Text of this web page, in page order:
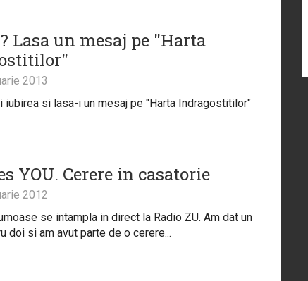
Lasa un mesaj pe "Harta
2013
iubirea si lasa-i un mesaj pe "Harta Indragostitilor"
YOU. Cerere in casatorie
2012
se intampla in direct la Radio ZU. Am dat un
doi si am avut parte de o cerere...